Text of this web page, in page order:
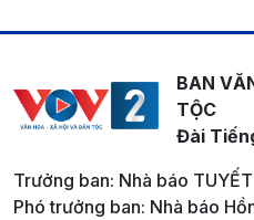
BAN
TỘC
Đài
Trưởng ban: Nhà báo
Phó trưởng ban: Nhà báo